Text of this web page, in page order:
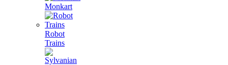
Monkart
Robot
Trains